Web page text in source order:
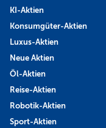
KI-Aktien
Konsumgüter-Aktien
Luxus-Aktien
Neue Aktien
Öl-Aktien
Reise-Aktien
Robotik-Aktien
Sport-Aktien